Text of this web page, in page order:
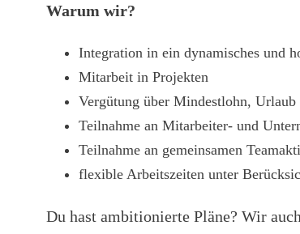
Warum wir?
Integration in ein dynamisches und
Mitarbeit in Projekten
Vergütung über Mindestlohn, Urlaub
Teilnahme an Mitarbeiter- und
Teilnahme an gemeinsamen
flexible Arbeitszeiten unter
Du hast ambitionierte Pläne? Wir